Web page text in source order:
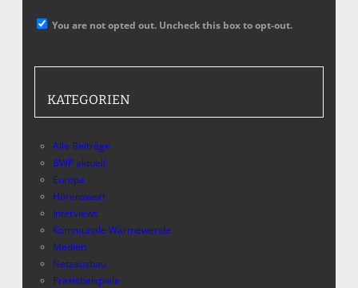
You are not opted out. Uncheck this box to opt-out.
KATEGORIEN
Alle Beiträge
BWP aktuell
Europa
Hörenswert
Interviews
Kommunale Wärmewende
Medien
Netzausbau
Praxisbeispiele